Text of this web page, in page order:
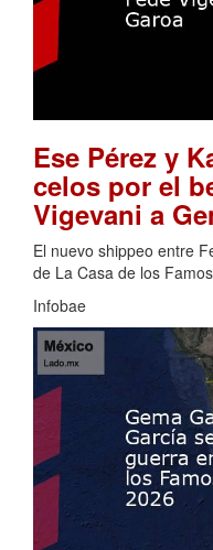
Ese Pérez y
celos por el
Vigevani a
El nuevo shippeo entre
de La Casa de los
Infobae